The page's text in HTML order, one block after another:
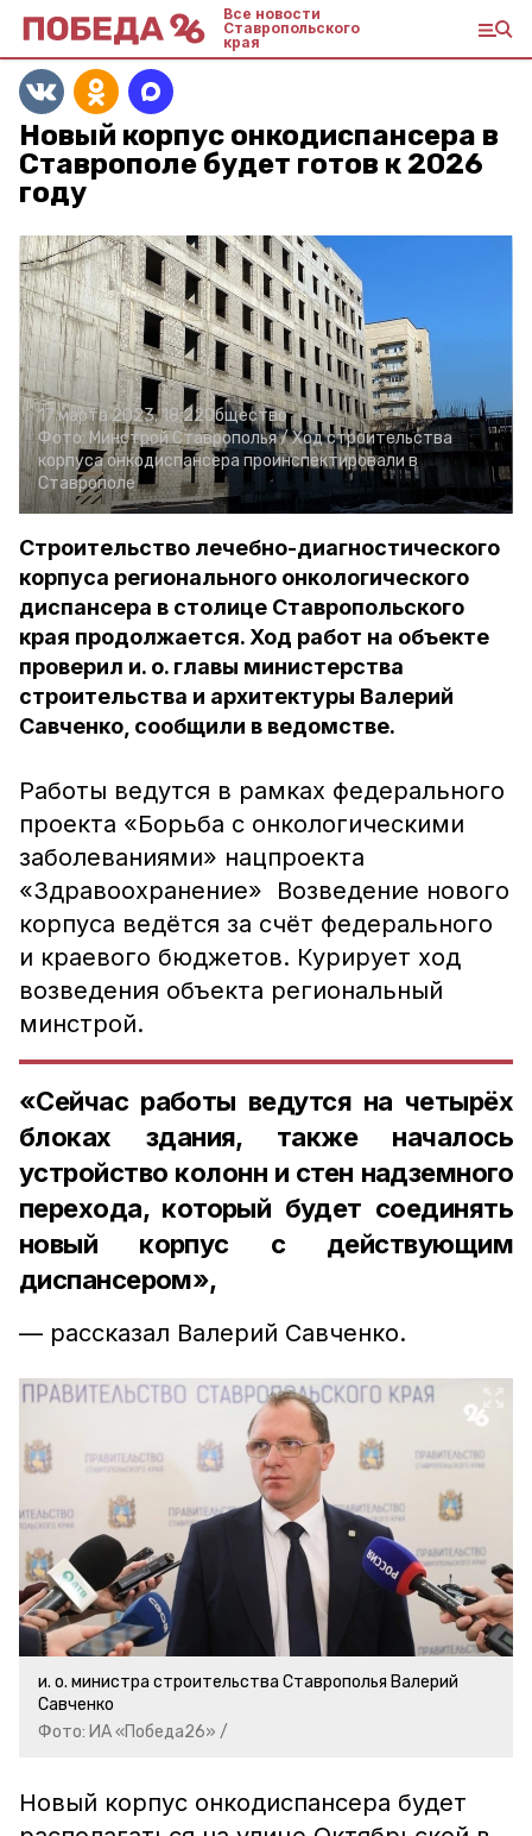
Все новости
Ставропольского
края
Новый корпус онкодиспансера в
Ставрополе будет готов к 2026
году
17 марта 2023, 18:22Общество
Фото: Минстрой Ставрополья /Ход строительства
корпуса онкодиспансера проинспектировали в
Ставрополе
Строительство лечебно-диагностического
корпуса регионального онкологического
диспансера в столице Ставропольского
края продолжается. Ход работ на объекте
проверил и. о. главы министерства
строительства и архитектуры Валерий
Савченко, сообщили в ведомстве.
Работы ведутся в рамках федерального
проекта «Борьба с онкологическими
заболеваниями» нацпроекта
«Здравоохранение» Возведение нового
корпуса ведётся за счёт федерального
и краевого бюджетов. Курирует ход
возведения объекта региональный
минстрой.
«Сейчас работы ведутся на четырёх
блоках здания, также началось
устройство колонн и стен надземного
перехода, который будет соединять
новый корпус с действующим
диспансером»,
— рассказал Валерий Савченко.
и. о. министра строительства Ставрополья Валерий
Савченко
Фото: ИА «Победа26» /
Новый корпус онкодиспансера будет